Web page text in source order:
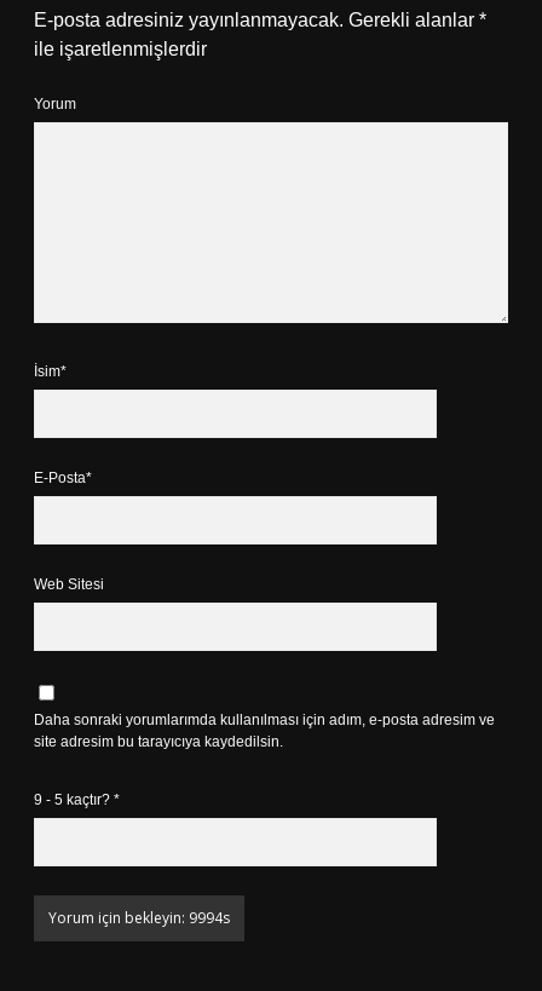
E-posta adresiniz yayınlanmayacak. Gerekli alanlar *
ile işaretlenmişlerdir
Yorum
İsim*
E-Posta*
Web Sitesi
Daha sonraki yorumlarımda kullanılması için adım, e-posta adresim ve
site adresim bu tarayıcıya kaydedilsin.
9 - 5 kaçtır? *